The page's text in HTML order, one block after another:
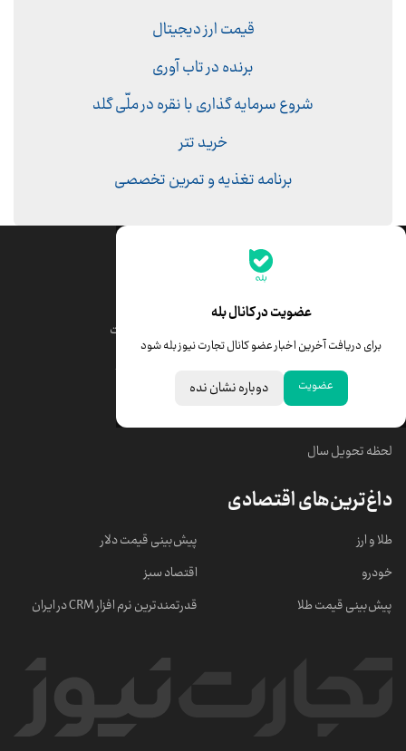
قیمت ارز دیجیتال
برنده در تاب آوری
شروع سرمایه گذاری با نقره در ملّی گلد
خرید تتر
برنامه تغذیه و تمرین تخصصی
عضویت در کانال بله
برای دریافت آخرین اخبار عضو کانال تجارت نیوز بله شود
عضویت دوباره نشان نده
جدیدترین قیمت‌ها
قیمت درهم امارات
خبرهای مهم
لحظه تحویل سال
داغ‌ترین‌های اقتصادی
طلا و ارز
خودرو
پیش‌بینی قیمت طلا
پیش‌بینی قیمت دلار
اقتصاد سبز
قدرتمندترین نرم‌ افزار CRM در ایران